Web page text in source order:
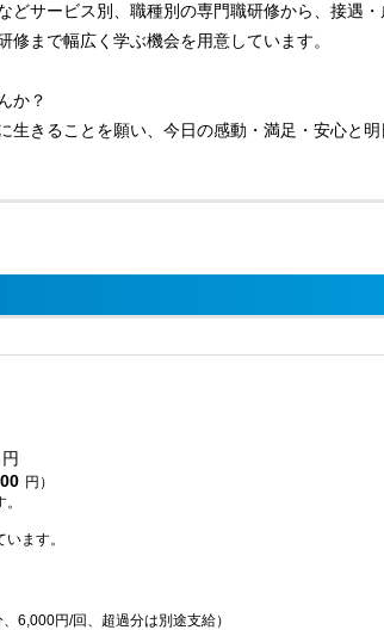
サービス別、職種別の専門職研修から、接遇
まで幅広く学ぶ機会を用意しています。
か？
生きることを願い、今日の感動・満足・安心と
円
円）
ます。
6,000円/回、超過分は別途支給）